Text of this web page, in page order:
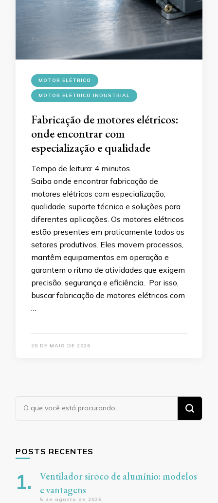
MOTOR ELÉTRICO
MOTOR ELÉTRICO INDUSTRIAL
Fabricação de motores elétricos:
onde encontrar com
especialização e qualidade
Tempo de leitura: 4 minutos
Saiba onde encontrar fabricação de
motores elétricos com especialização,
qualidade, suporte técnico e soluções para
diferentes aplicações. Os motores elétricos
estão presentes em praticamente todos os
setores produtivos. Eles movem processos,
mantêm equipamentos em operação e
garantem o ritmo de atividades que exigem
precisão, segurança e eficiência. Por isso,
buscar fabricação de motores elétricos com
20 DE MAIO DE 2026
Procurando
algo?
POSTS RECENTES
Ventilador siroco de alumínio: modelos
e vantagens
5 de agosto de 2026